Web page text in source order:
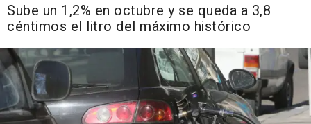
Sube un 1,2% en octubre y se queda a 3,8
céntimos el litro del máximo histórico